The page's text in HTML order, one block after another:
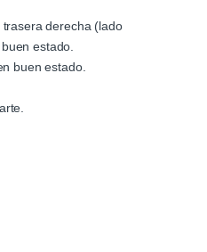
derecha (lado
estado.
buen estado.